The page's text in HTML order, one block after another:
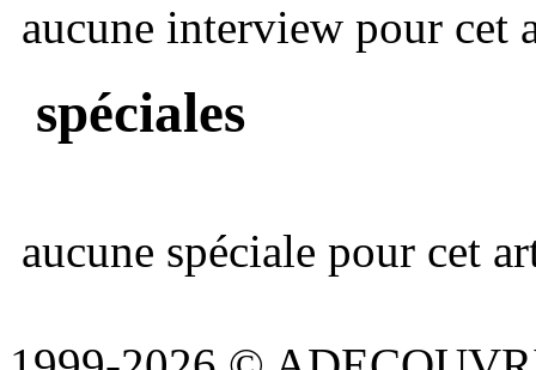
aucune interview pour cet
spéciales
aucune spéciale pour cet